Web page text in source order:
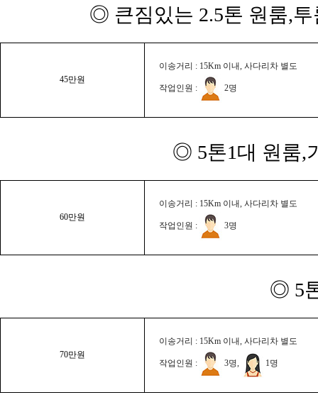
◎ 큰짐있는 2.5톤 원룸,
45만원
이송거리 : 15Km 이내, 사다리차 별도
작업인원 : 2명
◎ 5톤1대 원룸,
60만원
이송거리 : 15Km 이내, 사다리차 별도
작업인원 : 3명
◎ 5
70만원
이송거리 : 15Km 이내, 사다리차 별도
작업인원 : 3명, 1명